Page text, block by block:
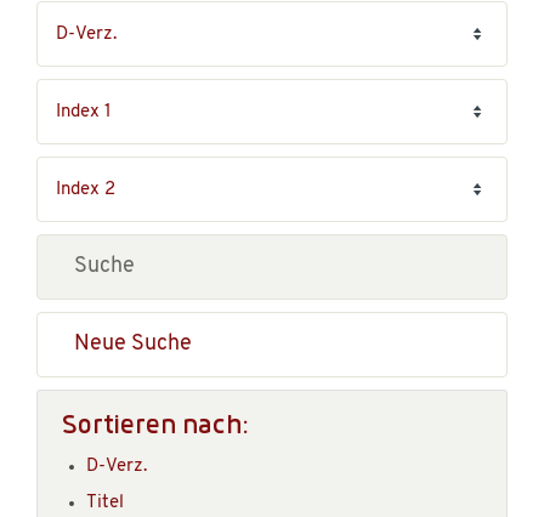
Neue Suche
Sortieren nach:
D-Verz.
Titel